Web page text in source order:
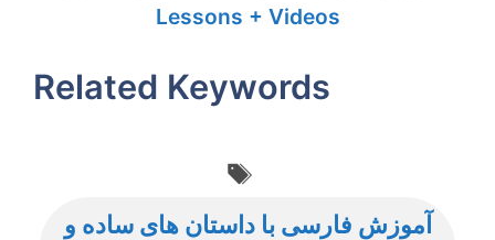
Lessons + Videos
Related Keywords
آموزش فارسی با داستان های ساده و